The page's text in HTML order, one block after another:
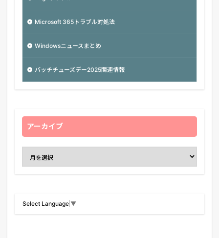
Microsoft 365トラブル対処法
Windowsニュースまとめ
バッチチューズデー2025関連情報
アーカイブ
Select Language ▼